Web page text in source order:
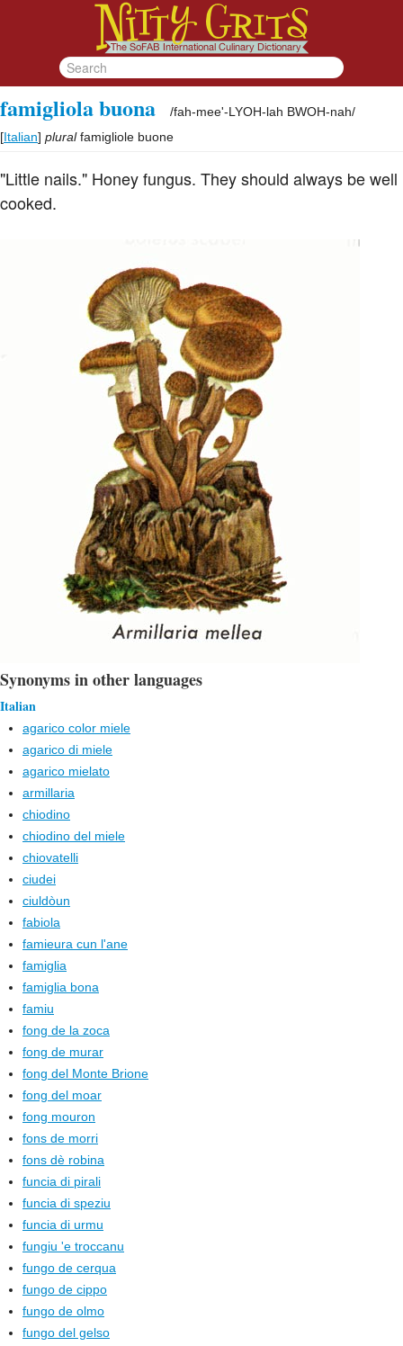
famigliola buona /fah-mee'-LYOH-lah BWOH-nah/
[Italian] plural famigliole buone
"Little nails." Honey fungus. They should always be well
cooked.
Synonyms in other languages
Italian
agarico color miele
agarico di miele
agarico mielato
armillaria
chiodino
chiodino del miele
chiovatelli
ciudei
ciuldòun
fabiola
famieura cun l'ane
famiglia
famiglia bona
famiu
fong de la zoca
fong de murar
fong del Monte Brione
fong del moar
fong mouron
fons de morri
fons dè robina
funcia di pirali
funcia di speziu
funcia di urmu
fungiu 'e troccanu
fungo de cerqua
fungo de cippo
fungo de olmo
fungo del gelso